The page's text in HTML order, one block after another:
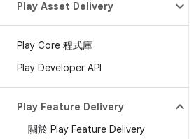
Play Asset Delivery
Play Core 程式庫
Play Developer API
Play Feature Delivery
關於 Play Feature Delivery